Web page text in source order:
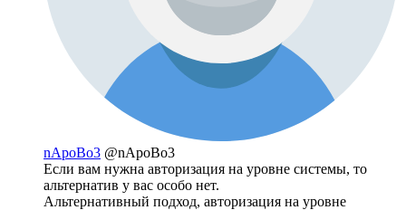
nApoBo3 @nApoBo3
Если вам нужна авторизация на уровне системы, то
альтернатив у вас особо нет.
Альтернативный подход, авторизация на уровне